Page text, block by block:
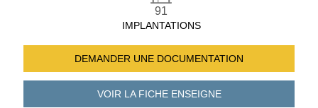
91
IMPLANTATIONS
DEMANDER UNE DOCUMENTATION
VOIR LA FICHEENSEIGNE